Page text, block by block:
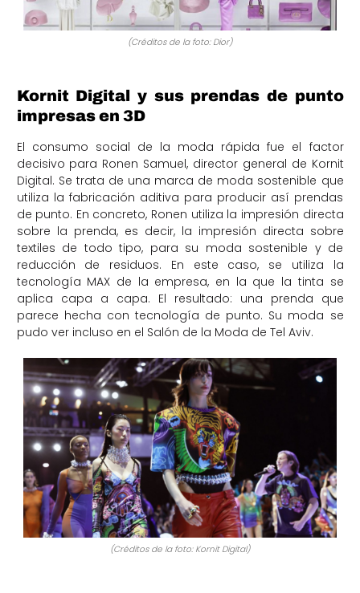
(Créditos de la foto: Dior)
Kornit Digital y sus prendas de punto
impresas en 3D
El consumo social de la moda rápida fue el factor
decisivo para Ronen Samuel, director general de Kornit
Digital. Se trata de una marca de moda sostenible que
utiliza la fabricación aditiva para producir así prendas
de punto. En concreto, Ronen utiliza la impresión directa
sobre la prenda, es decir, la impresión directa sobre
textiles de todo tipo, para su moda sostenible y de
reducción de residuos. En este caso, se utiliza la
tecnología MAX de la empresa, en la que la tinta se
aplica capa a capa. El resultado: una prenda que
parece hecha con tecnología de punto. Su moda se
pudo ver incluso en el Salón de la Moda de Tel Aviv.
(Créditos de la foto: Kornit Digital)